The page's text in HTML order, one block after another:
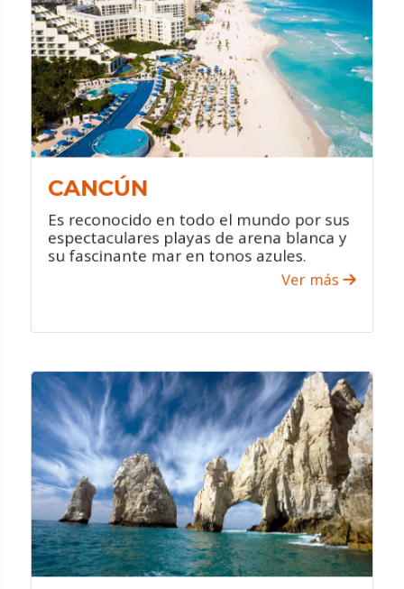
CANCÚN
Es reconocido en todo el mundo por sus
espectaculares playas de arena blanca y
su fascinante mar en tonos azules.
Ver más
Disfruta de sus increíbles y diversas
playas.
Conoce sus zonas arqueológicas.
Visita sus increíbles centros
comerciales.
Atrévete a participar en sus diversos
deportes acuáticos.
¿QUÉ HACER?
Visita el Arco en Cabo San Lucas que es
una de las formaciones naturales más
emblemáticas de la región.
Aventúrate en el desierto, diviértete
entre dos mares, llénate de adrenalina
desde las alturas y emociónate con la
vida marina con actividades que
permitan el avistamiento con ballenas.